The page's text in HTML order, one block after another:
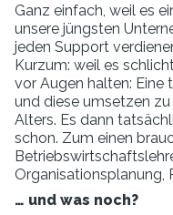
Ganz einfach, weil es
unsere jüngsten
jeden Support
Kurzum: weil es
vor Augen halten: Eine
und diese umsetzen
Alters. Es dann
schon. Zum einen
Organisationsplanung,
… und was noch?